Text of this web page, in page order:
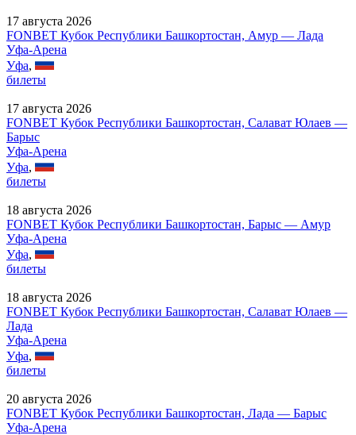
17 августа 2026
FONBET Кубок Республики Башкортостан, Амур — Лада
Уфа-Арена
Уфа,
билеты
17 августа 2026
FONBET Кубок Республики Башкортостан, Салават Юлаев —
Барыс
Уфа-Арена
Уфа,
билеты
18 августа 2026
FONBET Кубок Республики Башкортостан, Барыс — Амур
Уфа-Арена
Уфа,
билеты
18 августа 2026
FONBET Кубок Республики Башкортостан, Салават Юлаев —
Лада
Уфа-Арена
Уфа,
билеты
20 августа 2026
FONBET Кубок Республики Башкортостан, Лада — Барыс
Уфа-Арена